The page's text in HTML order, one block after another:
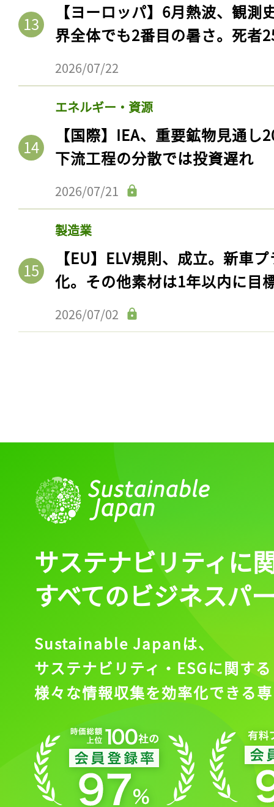
【ヨーロッパ】6月熱波、観
界全体でも2番目の暑さ。死者
2026/07/22
エネルギー・資源
【国際】IEA、重要鉱物見通
下流工程の分散では投資遅れ
2026/07/21
製造業
【EU】ELV規則、成立。新車
化。その他素材は1年以内に目
2026/07/02
会員登録
サステナビリティに
すべてのビジネスパ
Sustainable Japanは、
サステナビリティ・ESGに関する
様々な情報収集を効率化できる